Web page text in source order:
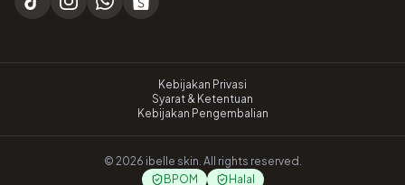
Kebijakan Privasi
Syarat & Ketentuan
Kebijakan Pengembalian
© 2026 ibelle skin. All rights reserved.
BPOM
Halal